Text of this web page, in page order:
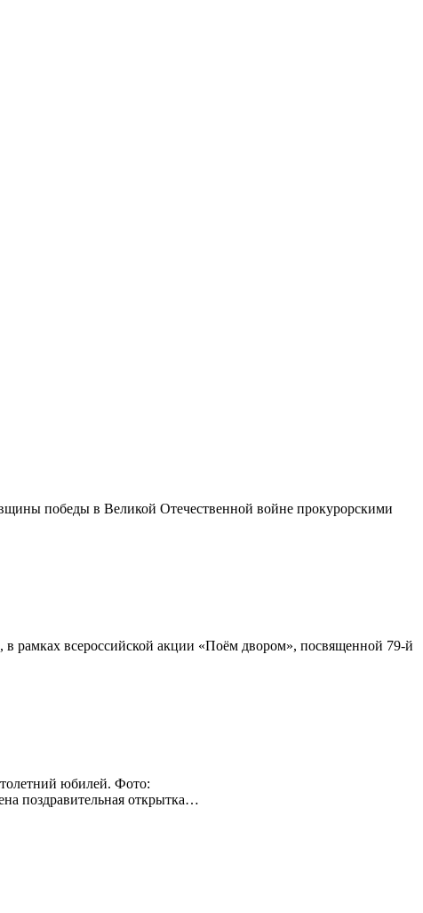
победы в Великой Отечественной войне прокурорскими
рамках всероссийской акции «Поём двором», посвященной 79-й
юбилей. Фото:
поздравительная открытка…